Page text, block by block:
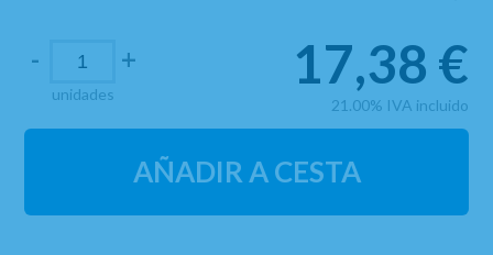
-
unidades
+ 17,38 €
21.00% IVA incluido
AÑADIR A CESTA